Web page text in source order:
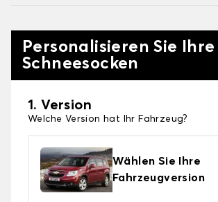
Personalisieren Sie Ihre
Schneesocken
1. Version
Welche Version hat Ihr Fahrzeug?
Wählen Sie Ihre
Fahrzeugversion